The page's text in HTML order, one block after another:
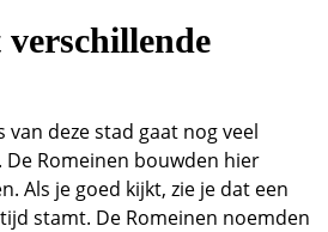
van deze stad gaat nog veel
Romeinen bouwden hier
Als je goed kijkt, zie je dat een
stamt. De Romeinen noemden